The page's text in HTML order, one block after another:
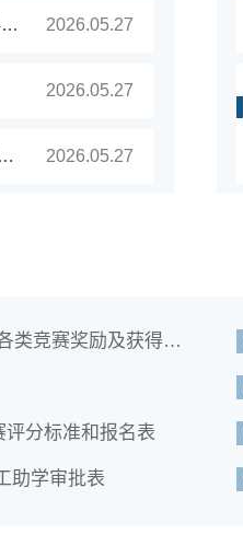
【实践教学】行走红三角，实践悟地理——记2023级地理科学专业粤赣湘区域地理综合实习 2026.05.27
2026.05.27
广州日报：触摸大山的心跳！韶关学院这节课如何连通深山与湾区？ 2026.05.27
励及获得资格证书情况
评分标准和报名表
助学审批表